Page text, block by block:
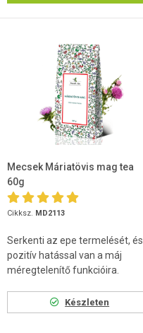
Mecsek Máriatövis mag tea
60g
Cikksz. MD2113
Serkenti az epe termelését, és
pozitív hatással van a máj
méregtelenítő funkcióira.
Készleten